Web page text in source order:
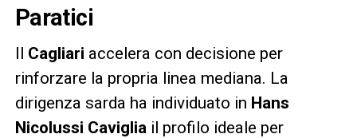
Paratici
Il Cagliari accelera con decisione per
rinforzare la propria linea mediana. La
dirigenza sarda ha individuato in Hans
Nicolussi Caviglia il profilo ideale per